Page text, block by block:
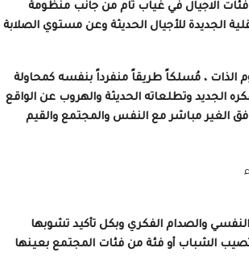
فئات الاجيال في غياب تام من جانب منظومة
الجديدة للأجيال الحديثة وعن مستوي الصلابة
الذات ، مُسلكاً طريقاً منفرداً بنفسه كمحاولة
وتطلعاته الحديثة والهروب عن الواقع
الغير مباشر مع النفس والمجتمع والقيم
والصدام الفكري وبكل تأكيد تشوبها
تصيب الشباب أو فئة من فئات المجتمع بعينها